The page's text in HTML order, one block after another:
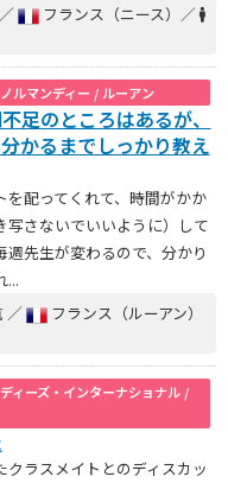
フランス（ニース）／
ルマンディー / ルーアン
足のところはあるが、
かるまでしっかり教え
を配ってくれて、時間がかか
写さないでいいように）して
週先生が変わるので、分かり
...
／
フランス（ルーアン）
ィーズ・インターナショナル /
クラスメイトとのディスカッ